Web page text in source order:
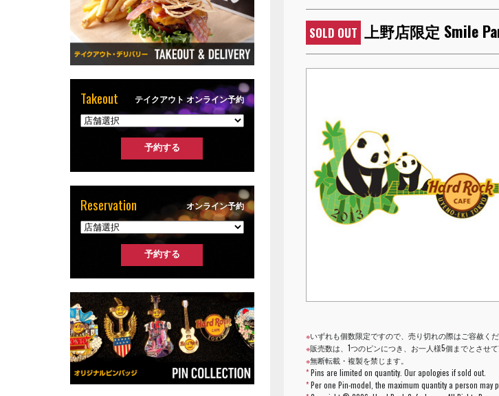
SOLD OUT 上野店限定 Smile
※いずれも個数限定ですので、売り切れの際はご容赦くだ
※販売数は、1つのピンにつき、お一人様5個までとさせて
※無断転載・複製を禁じます。
*Pins are limited on quantity. Our apologies if sold out.
*Per one Pin-model, the maximum quantity a person may
Takeout テイクアウト オンライン予約
Reservation オンライン予約